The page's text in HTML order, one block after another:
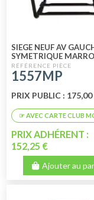
SIEGE NEUF AV
SYMETRIQUE
PERFORE
1557MP
PRIX PUBLIC : 175,00
PRIX ADHÉRENT :
152,25 €
Ajouter au